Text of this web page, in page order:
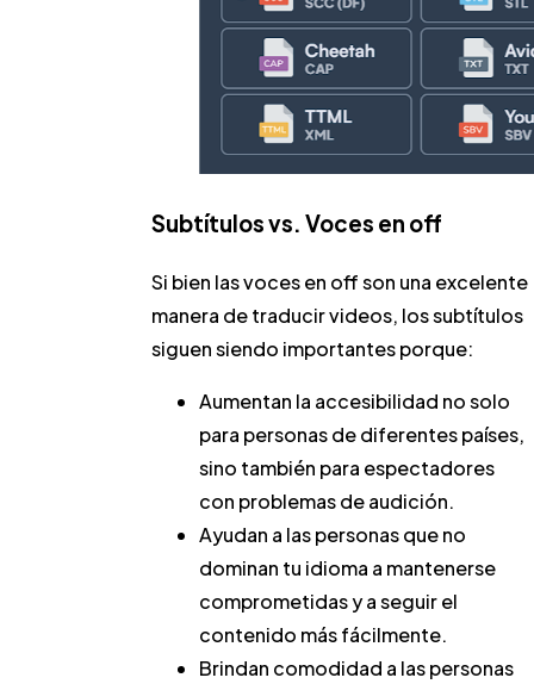
Subtítulos vs. Voces en off
Si bien las voces en off son una excelente
manera de traducir videos, los subtítulos
siguen siendo importantes porque:
Aumentan la accesibilidad no solo
para personas de diferentes países,
sino también para espectadores
con problemas de audición.
Ayudan a las personas que no
dominan tu idioma a mantenerse
comprometidas y a seguir el
contenido más fácilmente.
Brindan comodidad a las personas